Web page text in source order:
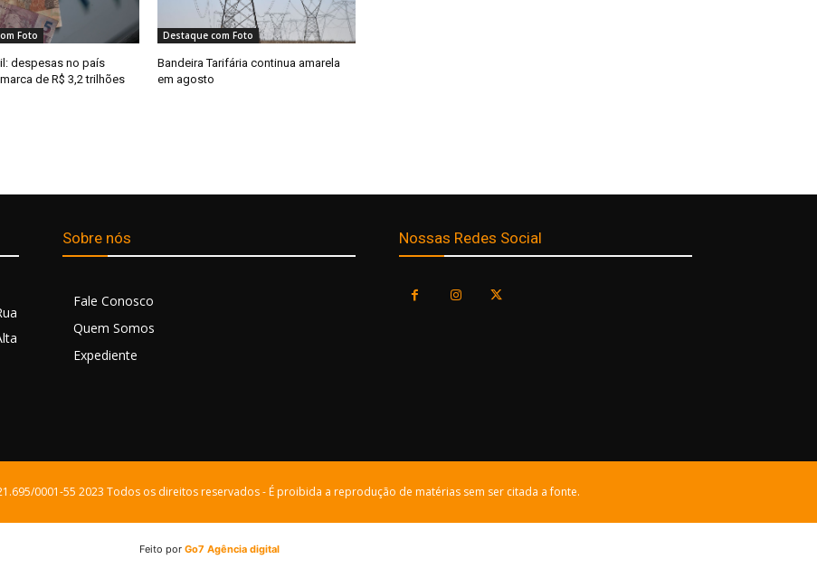
Foto
despesas no país
de R$ 3,2 trilhões
Destaque com Foto
Bandeira Tarifária continua amarela
em agosto
Sobre nós
Fale Conosco
Quem Somos
Expediente
Nossas Redes Social
0001-55 2023 Todos os direitos reservados - É proibida a reprodução de matérias sem ser citada a fonte.
Feito porGo7 Agência digital